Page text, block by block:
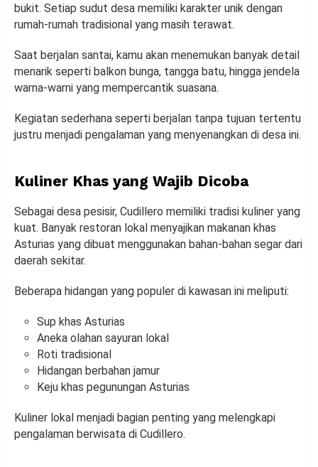
bukit. Setiap sudut desa memiliki karakter unik dengan
rumah-rumah tradisional yang masih terawat.
Saat berjalan santai, kamu akan menemukan banyak detail
menarik seperti balkon bunga, tangga batu, hingga jendela
warna-warni yang mempercantik suasana.
Kegiatan sederhana seperti berjalan tanpa tujuan tertentu
justru menjadi pengalaman yang menyenangkan di desa ini.
Kuliner Khas yang Wajib Dicoba
Sebagai desa pesisir, Cudillero memiliki tradisi kuliner yang
kuat. Banyak restoran lokal menyajikan makanan khas
Asturias yang dibuat menggunakan bahan-bahan segar dari
daerah sekitar.
Beberapa hidangan yang populer di kawasan ini meliputi:
Sup khas Asturias
Aneka olahan sayuran lokal
Roti tradisional
Hidangan berbahan jamur
Keju khas pegunungan Asturias
Kuliner lokal menjadi bagian penting yang melengkapi
pengalaman berwisata di Cudillero.